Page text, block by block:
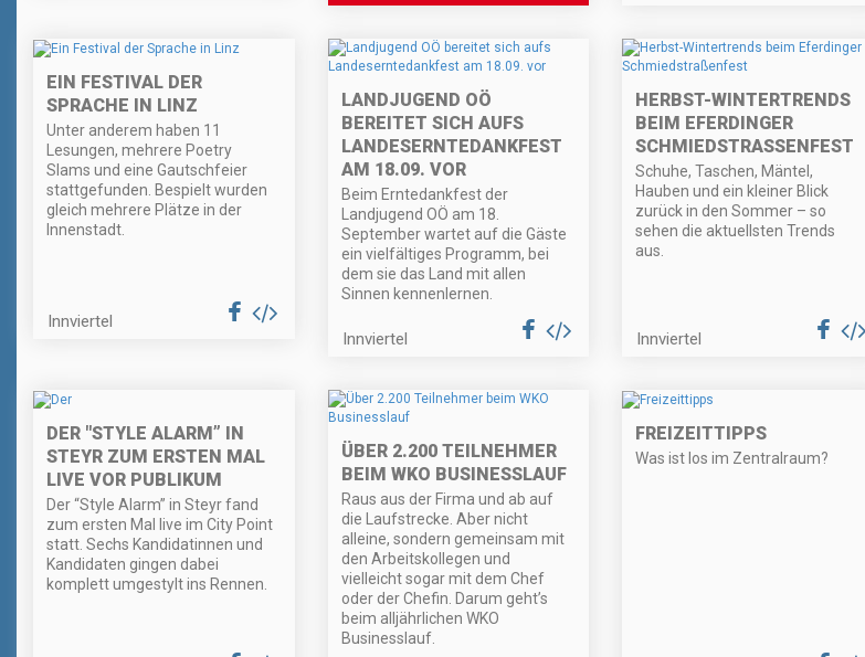
EIN FESTIVAL DER
SPRACHE IN LINZ
Unter anderem haben 11
Lesungen, mehrere Poetry
Slams und eine Gautschfeier
stattgefunden. Bespielt wurden
gleich mehrere Plätze in der
Innenstadt.
Innviertel
LANDJUGEND OÖ
BEREITET SICH AUFS
LANDESERNTEDANKFEST
AM 18.09. VOR
Beim Erntedankfest der
Landjugend OÖ am 18.
September wartet auf die Gäste
ein vielfältiges Programm, bei
dem sie das Land mit allen
Sinnen kennenlernen.
Innviertel
HERBST-WINTERTRENDS
BEIM EFERDINGER
SCHMIEDSTRASSENFEST
Schuhe, Taschen, Mäntel,
Hauben und ein kleiner Blick
zurück in den Sommer – so
sehen die aktuellsten Trends
aus.
Innviertel
DER "STYLE ALARM” IN
STEYR ZUM ERSTEN MAL
LIVE VOR PUBLIKUM
Der “Style Alarm” in Steyr fand
zum ersten Mal live im City Point
statt. Sechs Kandidatinnen und
Kandidaten gingen dabei
komplett umgestylt ins Rennen.
ÜBER 2.200 TEILNEHMER
BEIM WKO BUSINESSLAUF
Raus aus der Firma und ab auf
die Laufstrecke. Aber nicht
alleine, sondern gemeinsam mit
den Arbeitskollegen und
vielleicht sogar mit dem Chef
oder der Chefin. Darum geht’s
beim alljährlichen WKO
Businesslauf.
FREIZEITTIPPS
Was ist los im Zentralraum?